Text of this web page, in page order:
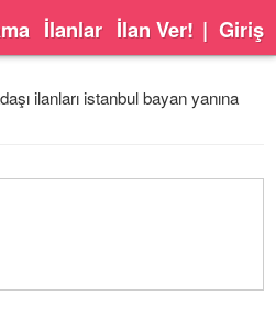
İlanlar İlan Ver! | Giriş
ilanları istanbul bayan yanına